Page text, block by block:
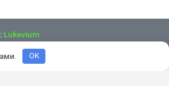
Lukevium
OK